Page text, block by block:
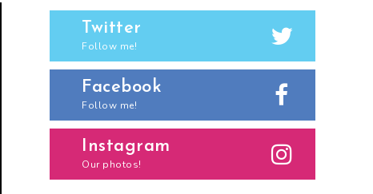
Twitter
Follow me!
Facebook
Follow me!
Instagram
Our photos!